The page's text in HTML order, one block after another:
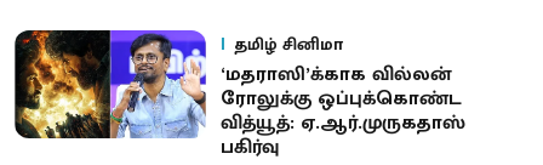
தமிழ் சினிமா
‘மதராஸி’க்காக வில்லன்
ரோலுக்கு ஒப்புக்கொண்ட
வித்யூத்: ஏ.ஆர்.முருகதாஸ்
பகிர்வு